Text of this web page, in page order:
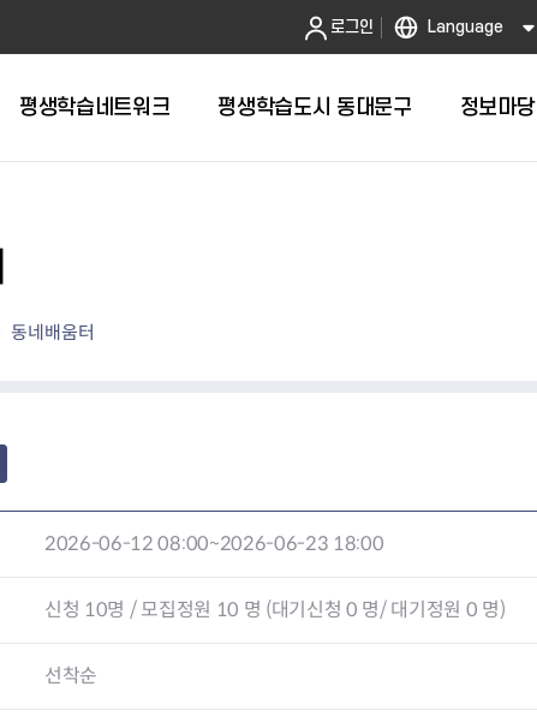
로그인 Language
평생학습네트워크 평생학습도시 동대문구 정보마당
동네배움터
2026-06-12 08:00~2026-06-23 18:00
신청 10명 / 모집정원 10 명 (대기신청 0 명/ 대기정원 0 명)
선착순